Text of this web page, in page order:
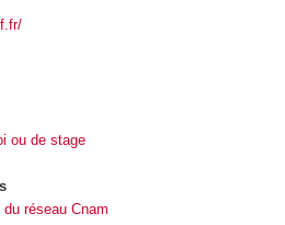
ou de stage
réseau Cnam